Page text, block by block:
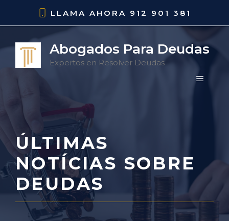
LLAMA AHORA 912 901 381
Abogados Para Deudas
Expertos en Resolver Deudas
MENÚ
ÚLTIMAS
NOTÍCIAS SOBRE
DEUDAS